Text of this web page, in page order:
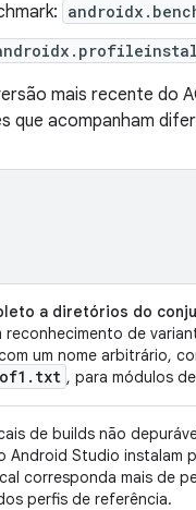
mais recente do
que acompanham
a diretórios do
de
um nome arbitrário,
. txt , para módulos
de builds não
Android Studio instalam
corresponda mais de
perfis de referência.